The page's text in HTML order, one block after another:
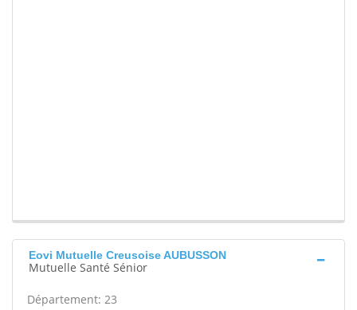
Eovi Mutuelle Creusoise AUBUSSON
Mutuelle Santé Sénior
Département: 23